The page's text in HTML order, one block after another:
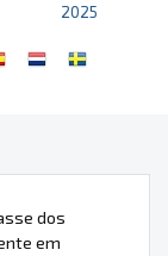
2025
dos
em